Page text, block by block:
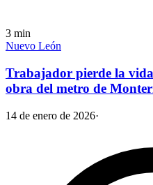
3 min
Nuevo León
Trabajador pierde la
obra del metro de
14 de enero de 2026·